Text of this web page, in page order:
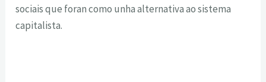
sociais que foran como unha alternativa ao sistema
capitalista.